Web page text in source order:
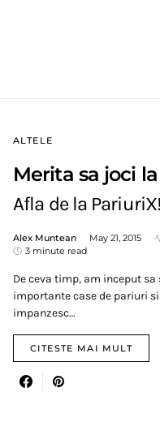
ALTELE
Merita sa joci
Afla de la PariuriX!
Alex Muntean May 21, 2015
3 minute read
De ceva timp, am inceput
importante case de pariuri
impanzesc…
CITESTE MAI MULT